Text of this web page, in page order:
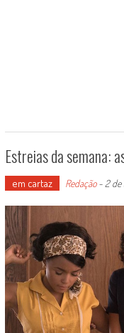
Estreias da semana:
em cartaz Redação-2 de